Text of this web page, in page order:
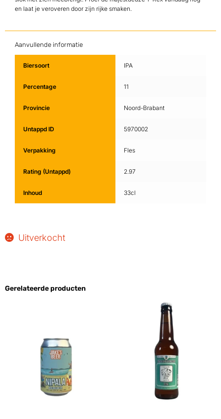
en laat je veroveren door zijn rijke smaken.
Aanvullende informatie
Biersoort IPA
Percentage 11
Provincie Noord-Brabant
Untappd ID 5970002
Verpakking Fles
Rating (Untappd) 2.97
Inhoud 33cl
Uitverkocht
Gerelateerde producten